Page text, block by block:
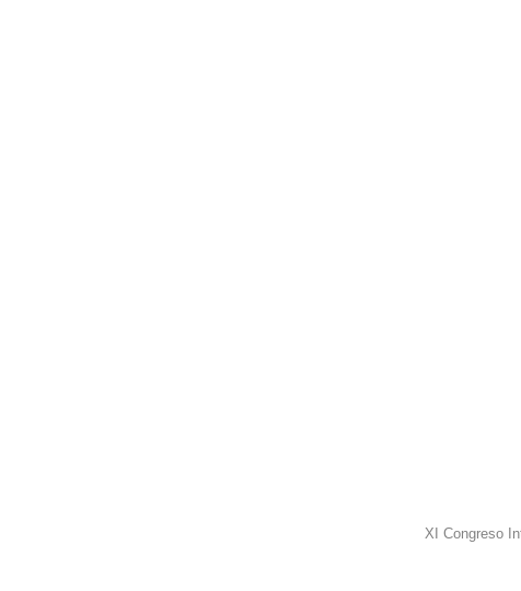
XI Congreso